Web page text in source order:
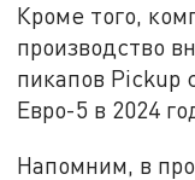
Кроме того,
производство
пикапов Pickup
Евро-5 в 2024
Напомним, в